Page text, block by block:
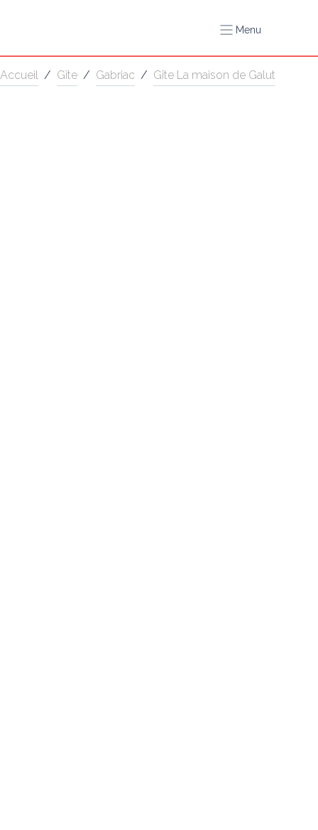
Menu
Accueil / Gîte / Gabriac / Gîte La maison de Galut